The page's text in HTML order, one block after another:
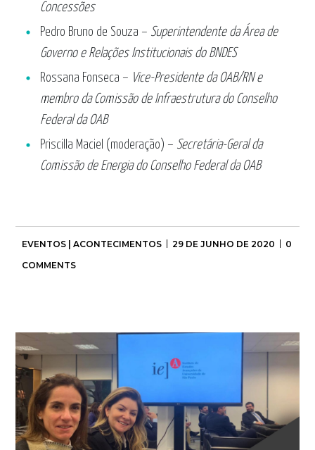
Concessões
Pedro Bruno de Souza – Superintendente da Área de
Governo e Relações Institucionais do BNDES
Rossana Fonseca – Vice-Presidente da OAB/RN e
membro da Comissão de Infraestrutura do Conselho
Federal da OAB
Priscilla Maciel (moderação) – Secretária-Geral da
Comissão de Energia do Conselho Federal da OAB
EVENTOS | ACONTECIMENTOS 29 DE JUNHO DE 2020
0
COMMENTS